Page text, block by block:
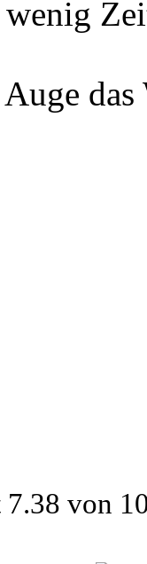
7.38 von